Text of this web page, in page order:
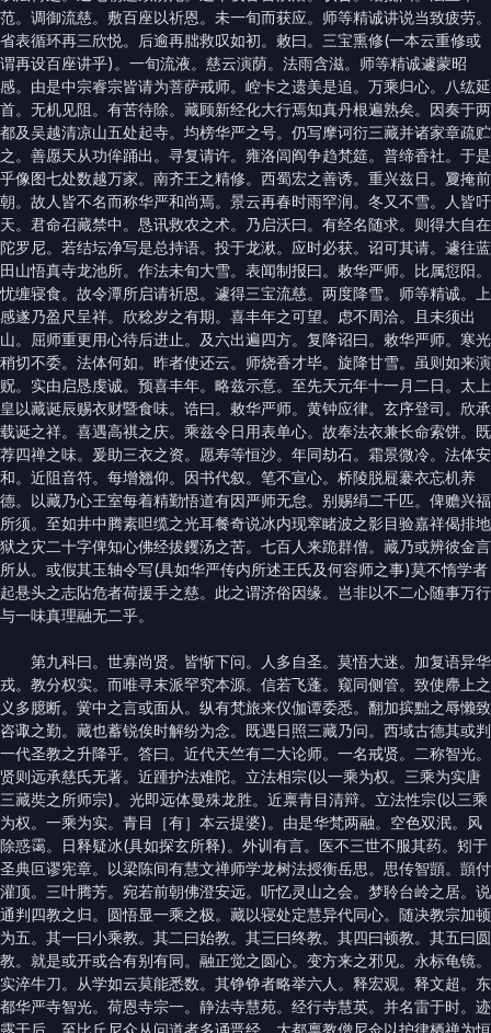
范。调御流慈。敷百座以祈恩。未一旬而获应。师等精诚讲说当致疲劳。
省表循环再三欣悦。后逾再朏救叹如初。敕曰。三宝熏修(一本云重修或
谓再设百座讲乎)。一旬流液。慈云演荫。法雨含滋。师等精诚遽蒙昭
感。由是中宗睿宗皆请为菩萨戒师。崆卡之遗美是追。万乘归心。八纮延
首。无机见阻。有苦待除。藏顾新经化大行焉知真丹根遍熟矣。因奏于两
都及吴越清凉山五处起寺。均榜华严之号。仍写摩诃衍三藏并诸家章疏贮
之。善愿天从功侔踊出。寻复请许。雍洛闾阎争趋梵筵。普缔香社。于是
乎像图七处数越万家。南齐王之精修。西蜀宏之善诱。重兴兹日。夐掩前
朝。故人皆不名而称华严和尚焉。景云再春时雨罕润。冬又不雪。人皆吁
天。君命召藏禁中。恳讯救农之术。乃启沃曰。有经名随求。则得大自在
陀罗尼。若结坛净写是总持语。投于龙湫。应时必获。诏可其请。遽往蓝
田山悟真寺龙池所。作法未旬大雪。表闻制报曰。敕华严师。比属愆阳。
忧缠寝食。故令潭所启请祈恩。遽得三宝流慈。两度降雪。师等精诚。上
感遂乃盈尺呈祥。欣稔岁之有期。喜丰年之可望。虑不周洽。且未须出
山。屈师重更用心待后进止。及六出遍四方。复降诏曰。敕华严师。寒光
稍切不委。法体何如。昨者使还云。师烧香才毕。旋降甘雪。虽则如来演
贶。实由启恳虔诚。预喜丰年。略兹示意。至先天元年十一月二日。太上
皇以藏诞辰赐衣财暨食味。诰曰。敕华严师。黄钟应律。玄序登司。欣承
载诞之祥。喜遇高祺之庆。乘兹令日用表单心。故奉法衣兼长命索饼。既
荐四禅之味。爰助三衣之资。愿寿等恒沙。年同劫石。霜景微冷。法体安
和。近阻音符。每增翘仰。因书代叙。笔不宣心。桥陵脱屣褰衣忘机养
德。以藏乃心王室每着精勤悟道有因严师无怠。别赐绢二千匹。俾赡兴福
所须。至如井中腾素呾缆之光耳餐奇说冰内现窣睹波之影目验嘉祥偈排地
狱之灾二十字俾知心佛经拔钁汤之苦。七百人来跪群僧。藏乃或辨彼金言
所从。或假其玉轴令写(具如华严传内所述王氏及何容师之事)莫不惰学者
起悬头之志阽危者荷援手之慈。此之谓济俗因缘。岂非以不二心随事万行
与一味真理融无二乎。
第九科曰。世寡尚贤。皆惭下问。人多自圣。莫悟大迷。加复语异华
戎。教分权实。而唯寻末派罕究本源。信若飞蓬。窥同侧管。致使廗上之
义多臆断。黉中之言或面从。纵有梵旅来仪伽谭委悉。翻加摈黜之辱懒致
咨诹之勤。藏也蓄锐俟时解纷为念。既遇日照三藏乃问。西域古德其或判
一代圣教之升降乎。答曰。近代天竺有二大论师。一名戒贤。二称智光。
贤则远承慈氏无著。近踵护法难陀。立法相宗(以一乘为权。三乘为实唐
三藏奘之所师宗)。光即远体曼殊龙胜。近禀青目清辩。立法性宗(以三乘
为权。一乘为实。青目［有］本云提婆)。由是华梵两融。空色双泯。风
除惑霭。日释疑冰(具如探玄所释)。外训有言。医不三世不服其药。矧于
圣典叵谬宪章。以梁陈间有慧文禅师学龙树法授衡岳思。思传智顗。顗付
灌顶。三叶腾芳。宛若前朝佛澄安远。听忆灵山之会。梦聆台岭之居。说
通判四教之归。圆悟显一乘之极。藏以寝处定慧异代同心。随决教宗加顿
为五。其一曰小乘教。其二曰始教。其三曰终教。其四曰顿教。其五曰圆
教。就是或开或合有别有同。融正觉之圆心。变方来之邪见。永标龟镜。
实淬牛刀。从学如云莫能悉数。其铮铮者略举六人。释宏观。释文超。东
都华严寺智光。荷恩寺宗一。静法寺慧苑。经行寺慧英。并名雷于时。迹
露于后。至比丘尼众从问道者多诵晋经。大都禀教僧尼佥以护律栖禅为恒